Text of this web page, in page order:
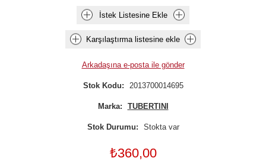
İstek Listesine Ekle
Karşılaştırma listesine ekle
Arkadaşına e-posta ile gönder
Stok Kodu: 2013700014695
Marka: TUBERTINI
Stok Durumu: Stokta var
₺360,00